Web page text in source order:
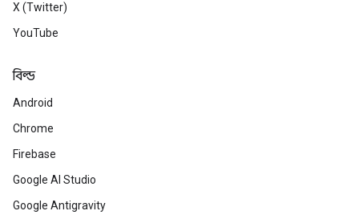
X (Twitter)
YouTube
বিল্ড
Android
Chrome
Firebase
Google AI Studio
Google Antigravity